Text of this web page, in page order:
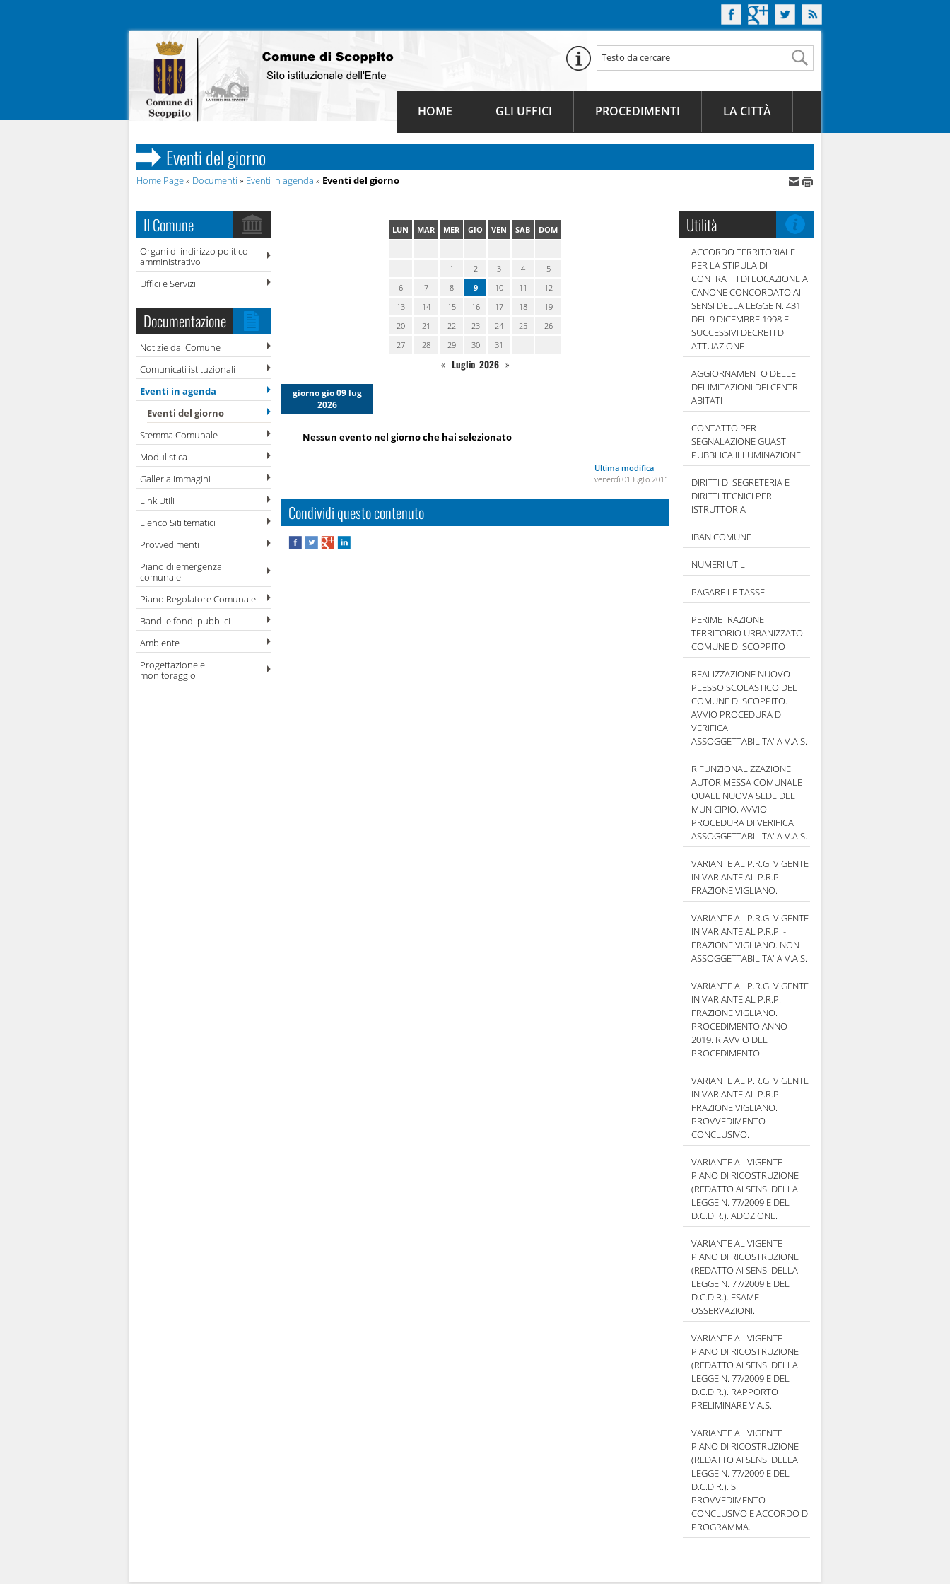
HOME GLI UFFICI PROCEDIMENTI LA CITTÀ
Eventi del giorno
Home Page» Documenti » Eventi in agenda » Eventi del giorno
Il Comune
Organi di indirizzo politico-
amministrativo
Uffici e Servizi
Documentazione
Notizie dal Comune
Comunicati istituzionali
Eventi in agenda
Eventi del giorno
Stemma Comunale
Modulistica
Galleria Immagini
Link Utili
Elenco Siti tematici
Provvedimenti
Piano di emergenza
comunale
Piano Regolatore Comunale
Bandi e fondi pubblici
Ambiente
Progettazione e
monitoraggio
Utilità
ACCORDO TERRITORIALE
PER LA STIPULA DI
CONTRATTI DI LOCAZIONE A
CANONE CONCORDATO AI
SENSI DELLA LEGGE N. 431
DEL 9 DICEMBRE 1998 E
SUCCESSIVI DECRETI DI
ATTUAZIONE
AGGIORNAMENTO DELLE
DELIMITAZIONI DEI CENTRI
ABITATI
CONTATTO PER
SEGNALAZIONE GUASTI
PUBBLICA ILLUMINAZIONE
DIRITTI DI SEGRETERIA E
DIRITTI TECNICI PER
ISTRUTTORIA
IBAN COMUNE
NUMERI UTILI
PAGARE LE TASSE
PERIMETRAZIONE
TERRITORIO URBANIZZATO
COMUNE DI SCOPPITO
REALIZZAZIONE NUOVO
PLESSO SCOLASTICO DEL
COMUNE DI SCOPPITO.
AVVIO PROCEDURA DI
VERIFICA
ASSOGGETTABILITA' A V.A.S.
RIFUNZIONALIZZAZIONE
AUTORIMESSA COMUNALE
QUALE NUOVA SEDE DEL
MUNICIPIO. AVVIO
PROCEDURA DI VERIFICA
ASSOGGETTABILITA' A V.A.S.
VARIANTE AL P.R.G. VIGENTE
IN VARIANTE AL P.R.P. -
FRAZIONE VIGLIANO.
VARIANTE AL P.R.G. VIGENTE
IN VARIANTE AL P.R.P. -
FRAZIONE VIGLIANO. NON
ASSOGGETTABILITA' A V.A.S.
VARIANTE AL P.R.G. VIGENTE
IN VARIANTE AL P.R.P.
FRAZIONE VIGLIANO.
PROCEDIMENTO ANNO
2019. RIAVVIO DEL
PROCEDIMENTO.
VARIANTE AL P.R.G. VIGENTE
IN VARIANTE AL P.R.P.
FRAZIONE VIGLIANO.
PROVVEDIMENTO
CONCLUSIVO.
VARIANTE AL VIGENTE
PIANO DI RICOSTRUZIONE
(REDATTO AI SENSI DELLA
LEGGE N. 77/2009 E DEL
D.C.D.R.). ADOZIONE.
VARIANTE AL VIGENTE
PIANO DI RICOSTRUZIONE
(REDATTO AI SENSI DELLA
LEGGE N. 77/2009 E DEL
D.C.D.R.). ESAME
OSSERVAZIONI.
VARIANTE AL VIGENTE
PIANO DI RICOSTRUZIONE
(REDATTO AI SENSI DELLA
LEGGE N. 77/2009 E DEL
D.C.D.R.). RAPPORTO
PRELIMINARE V.A.S.
VARIANTE AL VIGENTE
PIANO DI RICOSTRUZIONE
(REDATTO AI SENSI DELLA
LEGGE N. 77/2009 E DEL
D.C.D.R.). S.
PROVVEDIMENTO
CONCLUSIVO E ACCORDO DI
PROGRAMMA.
LUN MAR MER GIO VEN SAB DOM
1 2 3 4
5
6
7 8 9 10 11
12
13
14 15 16 17 18
19
20
21 22 23 24 25
26
27
28 29 30 31
« Luglio 2026 »
giorno gio 09 lug
2026
Nessun evento nel giorno che hai selezionato
Ultima modifica
venerdì 01 luglio 2011
Condividi questo contenuto